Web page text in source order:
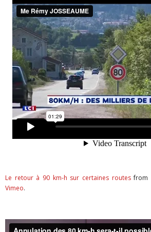
Le retour à 90 km-h sur certaines routesfrom
Vimeo.